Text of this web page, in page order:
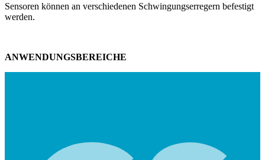
Sensoren können an verschiedenen Schwingungserregern befestigt
werden.
ANWENDUNGSBEREICHE